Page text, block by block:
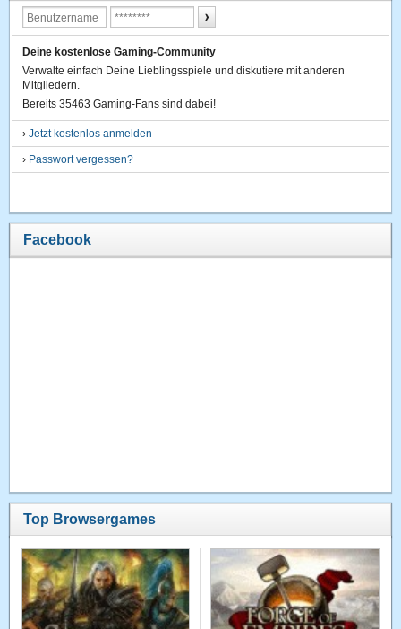
Deine kostenlose Gaming-Community
Verwalte einfach Deine Lieblingsspiele und diskutiere mit anderen
Mitgliedern.
Bereits 35463 Gaming-Fans sind dabei!
›Jetzt kostenlos anmelden
› Passwort vergessen?
Facebook
Top Browsergames